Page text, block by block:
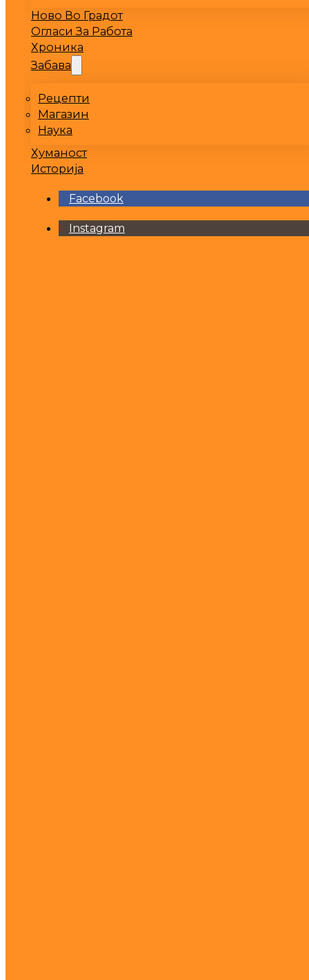
Ново Во Градот
Огласи За Работа
Хроника
Забава
Рецепти
Магазин
Наука
Хуманост
Историја
Facebook
Instagram